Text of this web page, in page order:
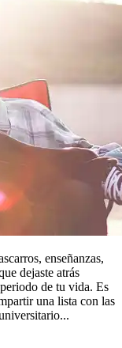
enseñanzas,
dejaste atrás
de tu vida. Es
una lista con las